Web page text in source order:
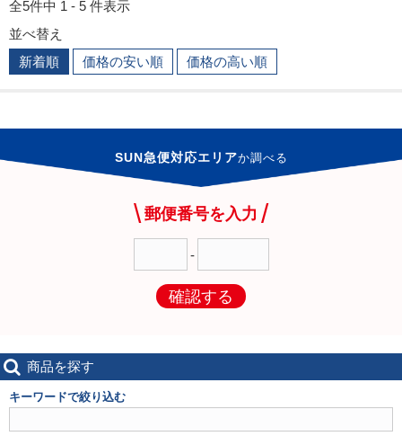
全5件中 1 - 5 件表示
並べ替え
新着順
価格の安い順 価格の高い順
SUN急便対応エリアか調べる
郵便番号を入力
-
確認する
商品を探す
キーワードで絞り込む